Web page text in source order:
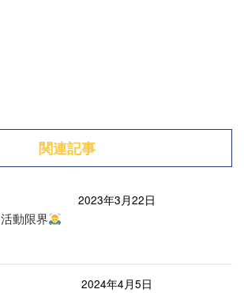
関連記事
2023年3月22日
活動限界
2024年4月5日